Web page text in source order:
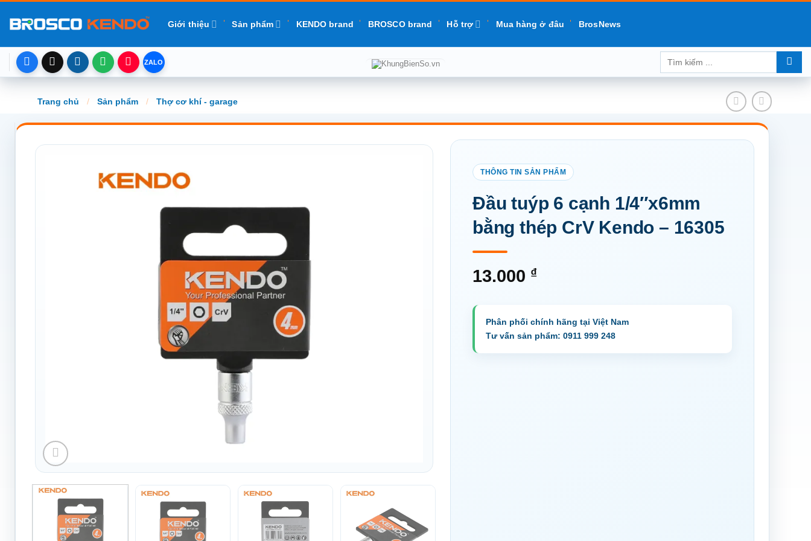
đến
dung
Giới thiệu Sản phẩm KENDO brand BROSCO brand Hỗ trợ Mua hàng ở đâu BrosNews
Tìm
Trang chủ / Sản phẩm / Thợ cơ khí - garage
Đầu tuýp 6 cạnh 1/4″x6mm
bằng thép CrV Kendo – 16305
13.000 ₫